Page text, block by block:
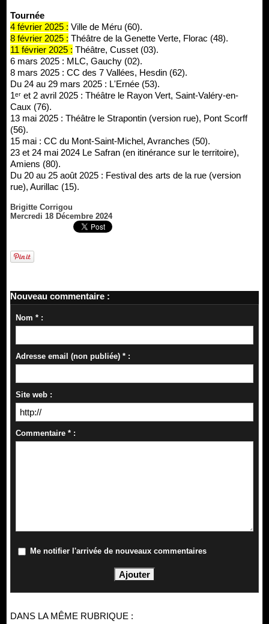
Tournée
4 février 2025 : Ville de Méru (60).
8 février 2025 : Théâtre de la Genette Verte, Florac (48).
11 février 2025 : Théâtre, Cusset (03).
6 mars 2025 : MLC, Gauchy (02).
8 mars 2025 : CC des 7 Vallées, Hesdin (62).
Du 24 au 29 mars 2025 : L'Ernée (53).
1ᵉʳ et 2 avril 2025 : Théâtre le Rayon Vert, Saint-Valéry-en-
Caux (76).
13 mai 2025 : Théâtre le Strapontin (version rue), Pont Scorff
(56).
15 mai : CC du Mont-Saint-Michel, Avranches (50).
23 et 24 mai 2024 Le Safran (en itinérance sur le territoire),
Amiens (80).
Du 20 au 25 août 2025 : Festival des arts de la rue (version
rue), Aurillac (15).
Brigitte Corrigou
Mercredi 18 Décembre 2024
Nouveau commentaire :
Nom * :
Adresse email (non publiée) * :
Site web :
Commentaire * :
Me notifier l'arrivée de nouveaux commentaires
DANS LA MÊME RUBRIQUE :